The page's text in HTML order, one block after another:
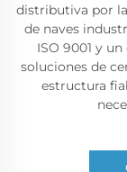
distributiva por
de naves
ISO 9001 y
soluciones de
estructura